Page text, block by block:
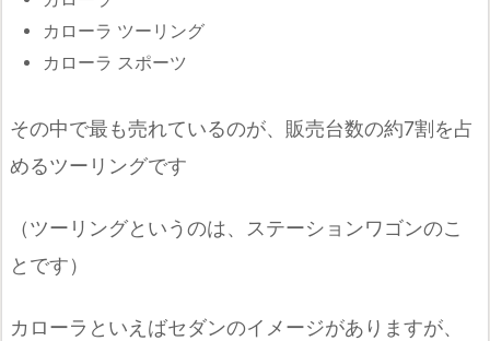
カローラ ツーリング
カローラ スポーツ
その中で最も売れているのが、販売台数の約7割を占
めるツーリングです
（ツーリングというのは、ステーションワゴンのこ
とです）
カローラといえばセダンのイメージがありますが、